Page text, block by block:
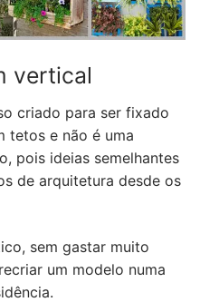
vertical
criado para ser fixado
tetos e não é uma
pois ideias semelhantes
de arquitetura desde os
sem gastar muito
um modelo numa